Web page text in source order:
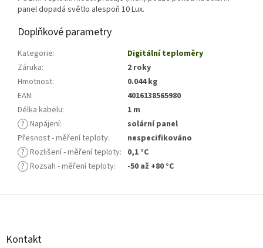
panel dopadá světlo alespoň 10 Lux.
Doplňkové parametry
Kategorie:
Digitální teploměry
Záruka:
2 roky
Hmotnost:
0.044 kg
EAN:
4016138565980
Délka kabelu:
1 m
? Napájení:
solární panel
Přesnost - měření teploty:
nespecifikováno
? Rozlišení - měření teploty: 0,1 °C
? Rozsah - měření teploty: -50 až +80 °C
Z
Kontakt